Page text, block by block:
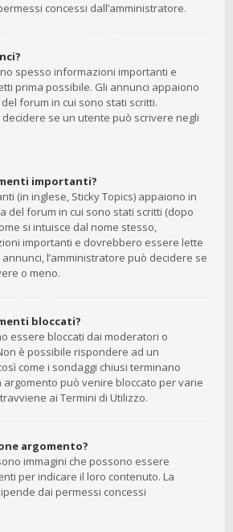
concessi dall’amministratore.
spesso informazioni importanti e
prima possibile. Gli annunci appaiono
forum in cui sono stati scritti.
decidere se un utente può scrivere negli
importanti?
(in inglese, Sticky Topics) appaiono in
del forum in cui sono stati scritti (dopo
si intuisce dal nome stesso,
importanti e dovrebbero essere lette
l’amministratore può decidere se
o meno.
bloccati?
essere bloccati dai moderatori o
è possibile rispondere ad un
come i sondaggi chiusi terminano
argomento può venire bloccato per varie
ai Termini di Utilizzo.
argomento?
immagini che possono essere
per indicare il loro contenuto. La
dai permessi concessi